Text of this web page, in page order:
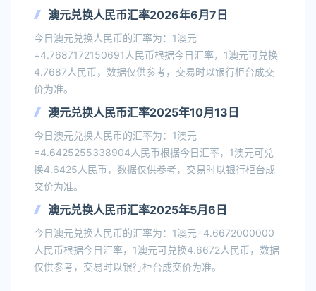
澳元兑换人民币汇率2026年6月7日
今日澳元兑换人民币的汇率为：1澳元
=4.7687172150691人民币根据今日汇率，1澳元可兑换
4.7687人民币，数据仅供参考，交易时以银行柜台成交
价为准。
澳元兑换人民币汇率2025年10月13日
今日澳元兑换人民币的汇率为：1澳元
=4.6425255338904人民币根据今日汇率，1澳元可兑
换4.6425人民币，数据仅供参考，交易时以银行柜台成
交价为准。
澳元兑换人民币汇率2025年5月6日
今日澳元兑换人民币的汇率为：1澳元=4.6672000000
人民币根据今日汇率，1澳元可兑换4.6672人民币，数据
仅供参考，交易时以银行柜台成交价为准。